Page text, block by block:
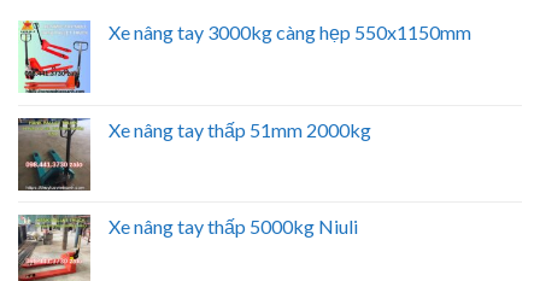
Xe nâng tay 3000kg càng hẹp 550x1150mm
Xe nâng tay thấp 51mm 2000kg
Xe nâng tay thấp 5000kg Niuli